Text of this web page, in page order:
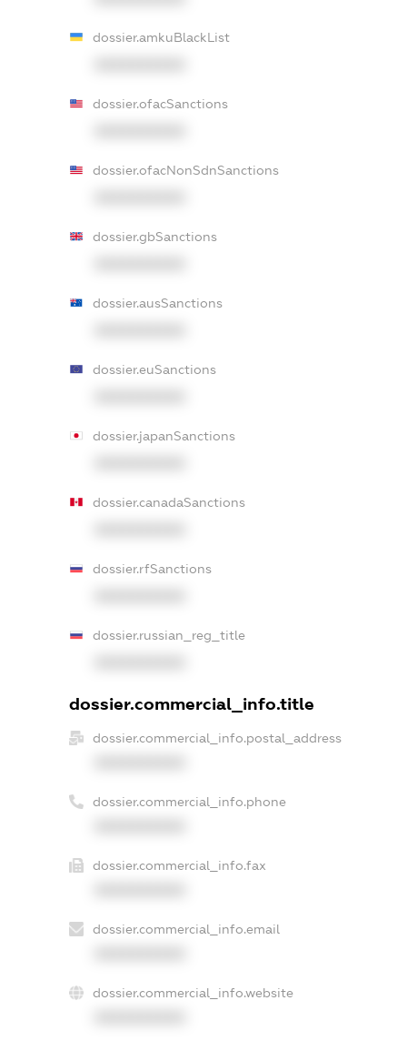
dossier.amkuBlackList
dossier.ofacSanctions
dossier.ofacNonSdnSanctions
dossier.gbSanctions
dossier.ausSanctions
dossier.euSanctions
dossier.japanSanctions
dossier.canadaSanctions
dossier.rfSanctions
dossier.russian_reg_title
dossier.commercial_info.title
dossier.commercial_info.postal_address
dossier.commercial_info.phone
dossier.commercial_info.fax
dossier.commercial_info.email
dossier.commercial_info.website